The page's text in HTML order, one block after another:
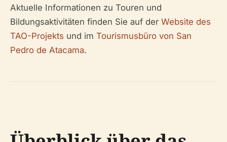
Aktuelle Informationen zu Touren und
Bildungsaktivitäten finden Sie auf der Website des
TAO-Projekts und im Tourismusbüro von San
Pedro de Atacama.